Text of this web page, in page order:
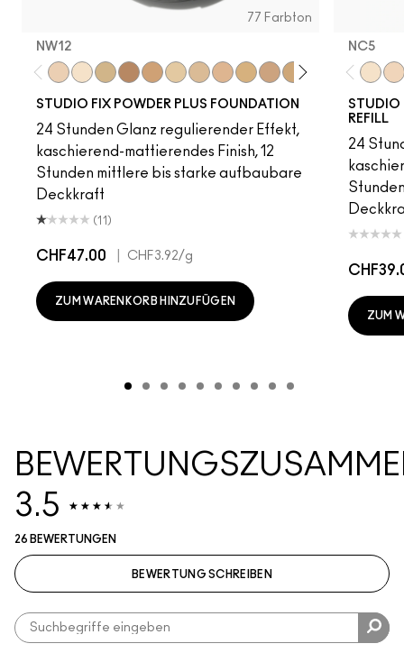
77 Farbton
NW12
STUDIO FIX POWDER PLUS FOUNDATION
24 Stunden Glanz regulierender Effekt,
kaschierend-mattierendes Finish, 12
Stunden mittlere bis starke aufbaubare
Deckkraft
(11)
CHF47.00 CHF3.92/g
ZUM WARENKORB HINZUFÜGEN
NC5​
STUDIO
REFILL
24
ZUM
3.5
26 BEWERTUNGEN
BEWERTUNG SCHREIBEN